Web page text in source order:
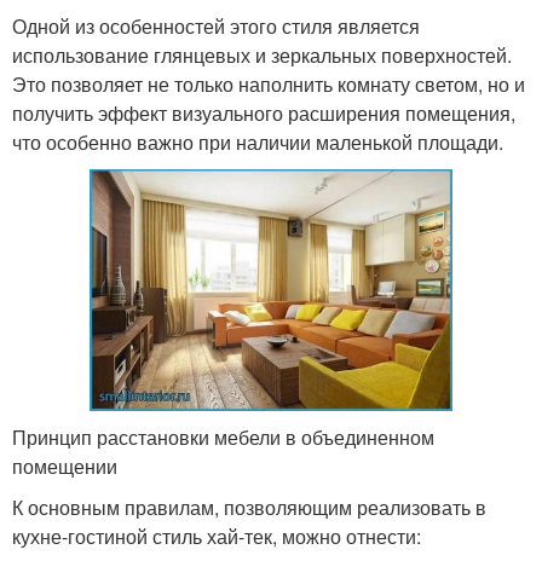
Одной из особенностей этого стиля является
использование глянцевых и зеркальных поверхностей.
Это позволяет не только наполнить комнату светом, но и
получить эффект визуального расширения помещения,
что особенно важно при наличии маленькой площади.
Принцип расстановки мебели в объединенном
помещении
К основным правилам, позволяющим реализовать в
кухне-гостиной стиль хай-тек, можно отнести: